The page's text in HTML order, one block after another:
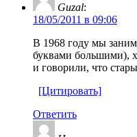
Guzal:
18/05/2011 в 09:06
В 1968 году мы
буквами большими),
и говорили, что
[Цитировать]
Ответить